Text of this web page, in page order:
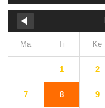
Ma Ti Ke
1 2
7 8 9